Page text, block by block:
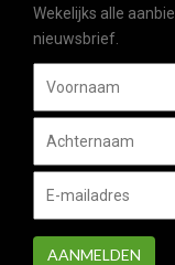
Wekelijks alle
nieuwsbrief.
AANMELDEN